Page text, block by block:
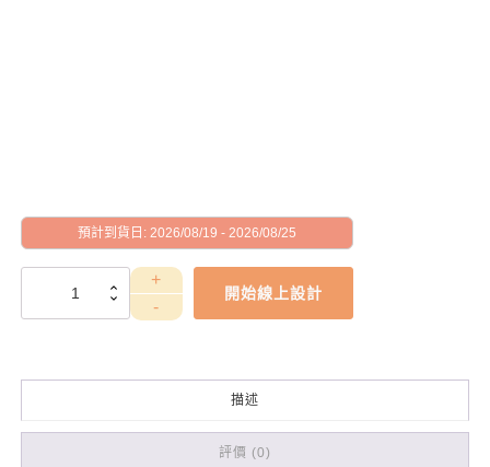
預計到貨日: 2026/08/19 - 2026/08/25
WEA4030038
開始線上設計
描述
評價 (0)